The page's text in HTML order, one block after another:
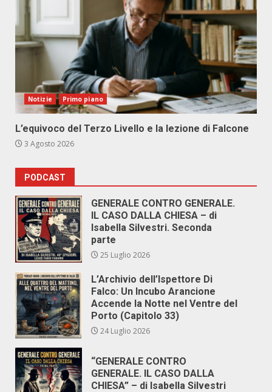
Notizie Primo piano
L’equivoco del Terzo Livello e la lezione di Falcone
3 Agosto 2026
PODCAST
GENERALE CONTRO GENERALE.
IL CASO DALLA CHIESA – di
Isabella Silvestri. Seconda
parte
25 Luglio 2026
L’Archivio dell’Ispettore Di
Falco: Un Incubo Arancione
Accende la Notte nel Ventre del
Porto (Capitolo 33)
24 Luglio 2026
“GENERALE CONTRO
GENERALE. IL CASO DALLA
CHIESA” – di Isabella Silvestri